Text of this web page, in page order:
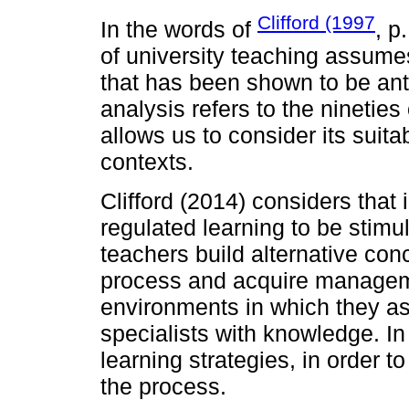
In the words of Clifford (1997,
of university teaching
that has been shown to be
analysis refers to the
allows us to consider its
contexts.
Clifford (2014) considers that
regulated learning to be
teachers build alternative
process and acquire
environments in which they
specialists with knowledge.
learning strategies, in order
the process.